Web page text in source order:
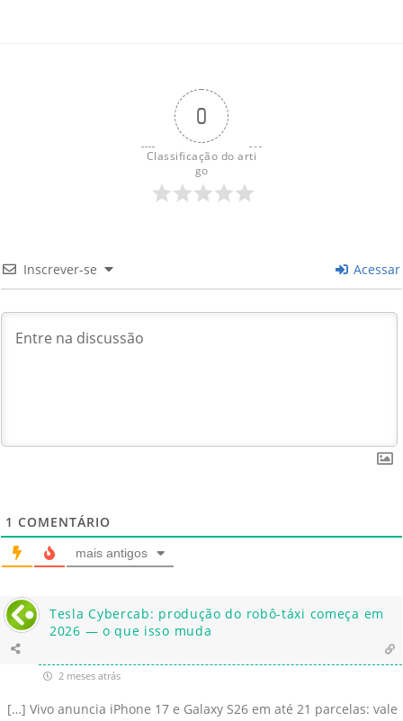
0
Classificação do arti
go
Inscrever-se Acessar
1 COMENTÁRIO
mais antigos
Tesla Cybercab: produção do robô-táxi começa em
2026 — o que isso muda
2 meses atrás
[…] Vivo anuncia iPhone 17 e Galaxy S26 em até 21 parcelas: vale